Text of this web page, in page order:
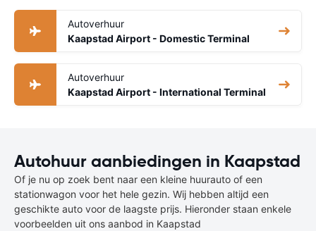
Autoverhuur
Kaapstad Airport - Domestic Terminal
Autoverhuur
Kaapstad Airport - International Terminal
Autohuur aanbiedingen in Kaapstad
Of je nu op zoek bent naar een kleine huurauto of een
stationwagon voor het hele gezin. Wij hebben altijd een
geschikte auto voor de laagste prijs. Hieronder staan enkele
voorbeelden uit ons aanbod in Kaapstad